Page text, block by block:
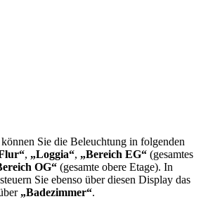
Sie die Beleuchtung in folgenden
, „Loggia“, „Bereich EG“ (gesamtes
OG“ (gesamte obere Etage). In
Sie ebenso über diesen Display das
„Badezimmer“.